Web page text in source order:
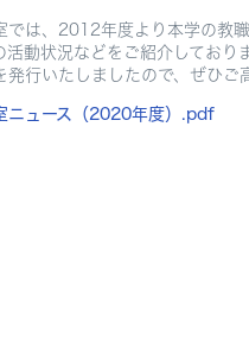
では、2012年度より本学の教
活動状況などをご紹介しており
発行いたしましたので、ぜひご
ニュース（2020年度）.pdf